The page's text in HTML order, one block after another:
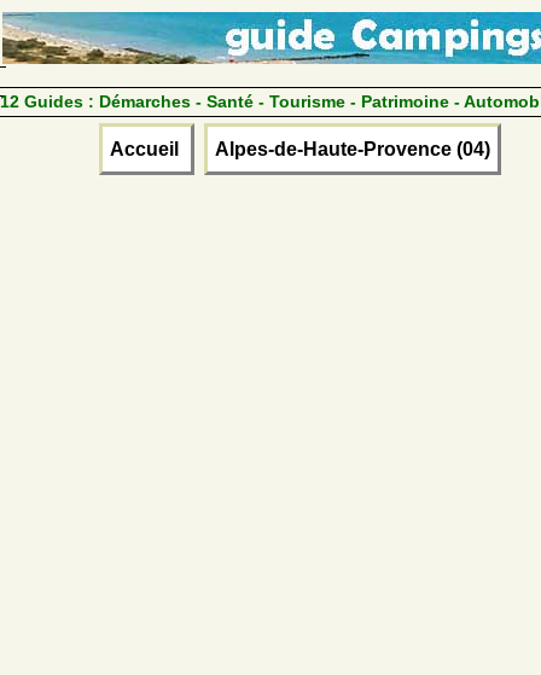
12 Guides : Démarches - Santé - Tourisme - Patrimoine -
Accueil Alpes-de-Haute-Provence (04)